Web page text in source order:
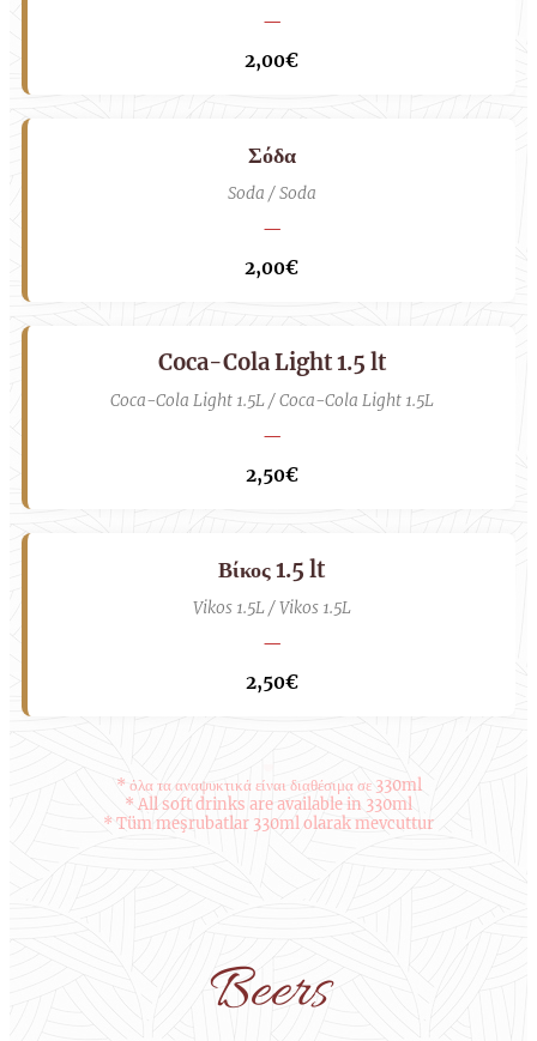
—
2,00€
Σόδα
Soda / Soda
—
2,00€
Coca-Cola Light 1.5 lt
Coca-Cola Light 1.5L / Coca-Cola Light 1.5L
—
2,50€
Βίκος 1.5 lt
Vikos 1.5L / Vikos 1.5L
—
2,50€
* όλα τα αναψυκτικά είναι διαθέσιμα σε 330ml
* All soft drinks are available in 330ml
* Tüm meşrubatlar 330ml olarak mevcuttur
Beers